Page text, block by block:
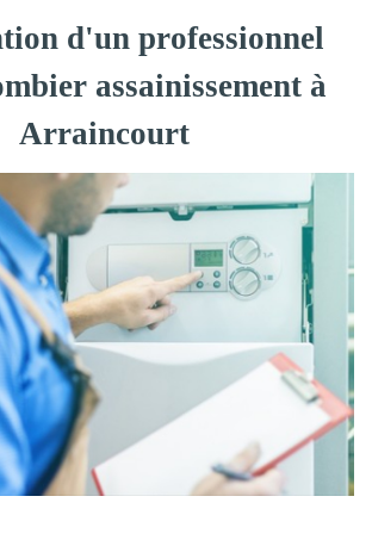
d'un professionnel
assainissement à
Arraincourt